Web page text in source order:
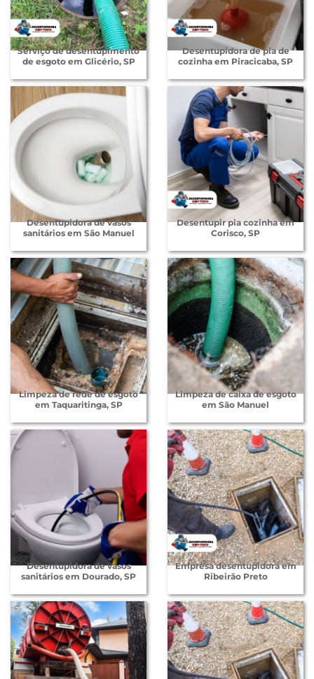
Serviço de desentupimento
de esgoto em Glicério, SP
Desentupidora de pia de
cozinha em Piracicaba, SP
Desentupidora de vasos
sanitários em São Manuel
Desentupir pia cozinha em
Corisco, SP
Limpeza de rede de esgoto
em Taquaritinga, SP
Limpeza de caixa de esgoto
em São Manuel
Desentupidora de vasos
sanitários em Dourado, SP
Empresa desentupidora em
Ribeirão Preto